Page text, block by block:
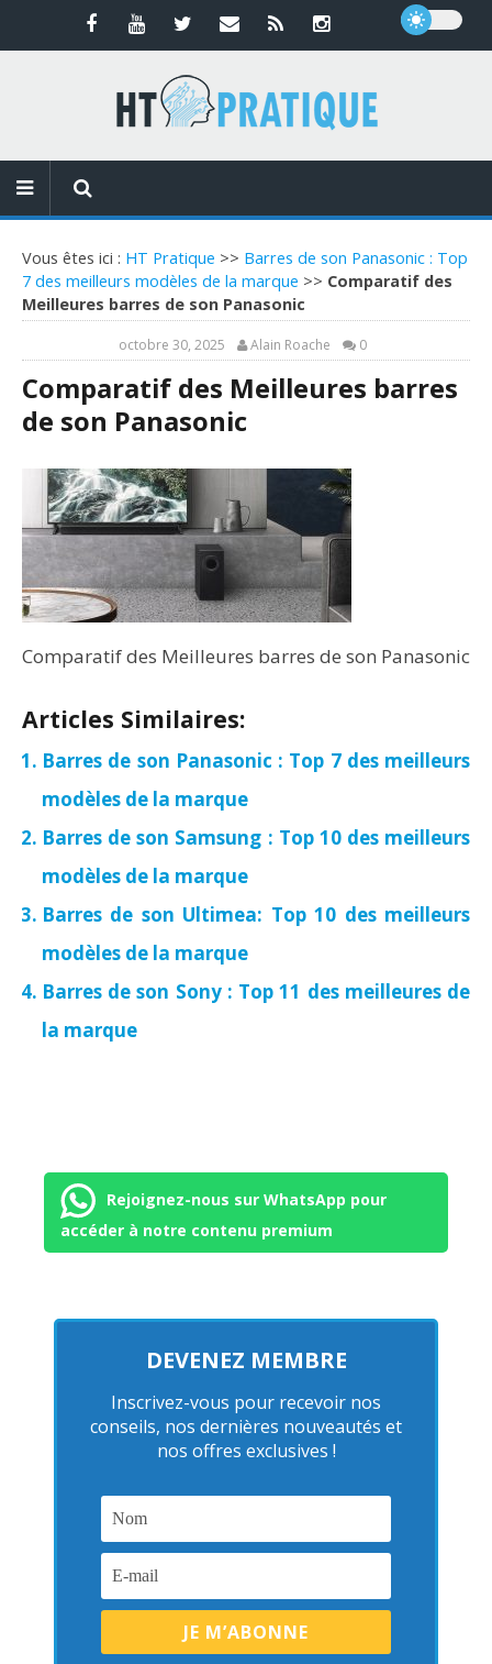
Vous êtes ici : HT Pratique >> Barres de son Panasonic : Top
7 des meilleurs modèles de la marque >> Comparatif des
Meilleures barres de son Panasonic
octobre 30, 2025 Alain Roache 0
Comparatif des Meilleures barres
de son Panasonic
Comparatif des Meilleures barres de son Panasonic
Articles Similaires:
Barres de son Panasonic : Top 7 des meilleurs
modèles de la marque
Barres de son Samsung : Top 10 des meilleurs
modèles de la marque
Barres de son Ultimea: Top 10 des meilleurs
modèles de la marque
Barres de son Sony : Top 11 des meilleures de
la marque
Rejoignez-nous sur WhatsApp pour
accéder à notre contenu premium
DEVENEZ MEMBRE
Inscrivez-vous pour recevoir nos
conseils, nos dernières nouveautés et
nos offres exclusives !